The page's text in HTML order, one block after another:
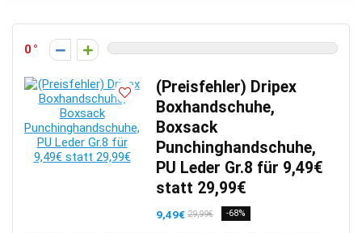
0
(Preisfehler) Dripex
Boxhandschuhe,
Boxsack
Punchinghandschuhe,
PU Leder Gr.8 für 9,49€
statt 29,99€
9,49€ 29,99€ -68%